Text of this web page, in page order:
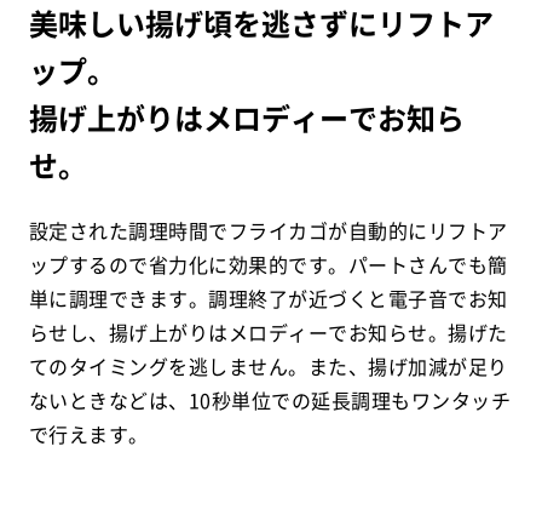
美味しい揚げ頃を逃さずにリフトア
ップ。
揚げ上がりはメロディーでお知ら
せ。
設定された調理時間でフライカゴが自動的にリフトア
ップするので省力化に効果的です。パートさんでも簡
単に調理できます。調理終了が近づくと電子音でお知
らせし、揚げ上がりはメロディーでお知らせ。揚げた
てのタイミングを逃しません。また、揚げ加減が足り
ないときなどは、10秒単位での延長調理もワンタッチ
で行えます。